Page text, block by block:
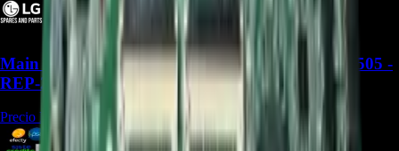
Main board BPR Total Assembly LG EBU67402505 -
REP-2714
Precio Regular: 1.571.286